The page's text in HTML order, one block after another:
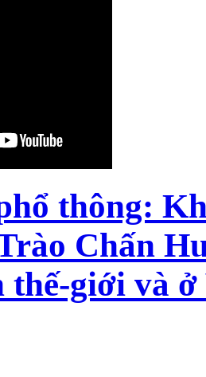
thông:
Chấn
thế-giới và